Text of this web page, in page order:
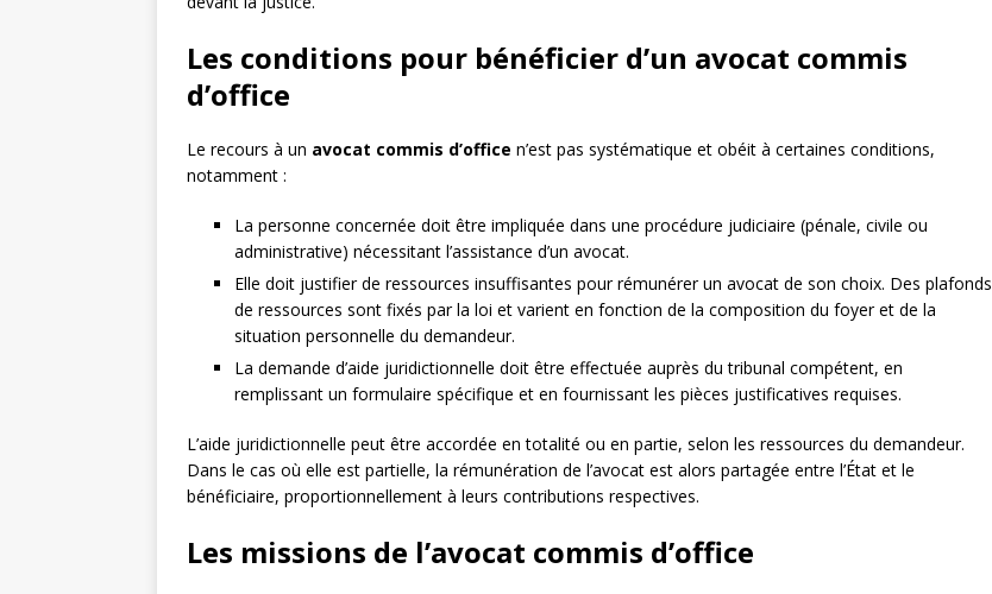
Les conditions pour bénéficier d’un avocat commis
d’office
Le recours à un avocat commis d’office n’est pas systématique et obéit à certaines conditions,
notamment :
La personne concernée doit être impliquée dans une procédure judiciaire (pénale, civile ou
administrative) nécessitant l’assistance d’un avocat.
Elle doit justifier de ressources insuffisantes pour rémunérer un avocat de son choix. Des plafonds
de ressources sont fixés par la loi et varient en fonction de la composition du foyer et de la
situation personnelle du demandeur.
La demande d’aide juridictionnelle doit être effectuée auprès du tribunal compétent, en
remplissant un formulaire spécifique et en fournissant les pièces justificatives requises.
L’aide juridictionnelle peut être accordée en totalité ou en partie, selon les ressources du demandeur.
Dans le cas où elle est partielle, la rémunération de l’avocat est alors partagée entre l’État et le
bénéficiaire, proportionnellement à leurs contributions respectives.
Les missions de l’avocat commis d’office